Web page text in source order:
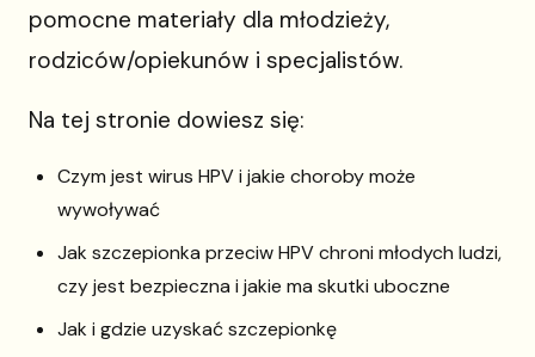
pomocne materiały dla młodzieży,
rodziców/opiekunów i specjalistów.
Na tej stronie dowiesz się:
Czym jest wirus HPV i jakie choroby może
wywoływać
Jak szczepionka przeciw HPV chroni młodych ludzi,
czy jest bezpieczna i jakie ma skutki uboczne
Jak i gdzie uzyskać szczepionkę